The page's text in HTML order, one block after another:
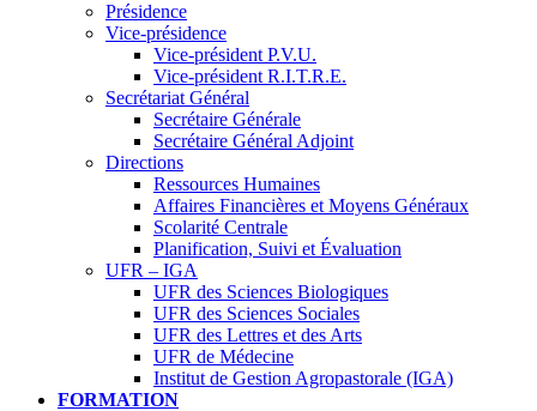
Présidence
Vice-présidence
Vice-président P.V.U.
Vice-président R.I.T.R.E.
Secrétariat Général
Secrétaire Générale
Secrétaire Général Adjoint
Directions
Ressources Humaines
Affaires Financières et Moyens Généraux
Scolarité Centrale
Planification, Suivi et Évaluation
UFR – IGA
UFR des Sciences Biologiques
UFR des Sciences Sociales
UFR des Lettres et des Arts
UFR de Médecine
Institut de Gestion Agropastorale (IGA)
FORMATION